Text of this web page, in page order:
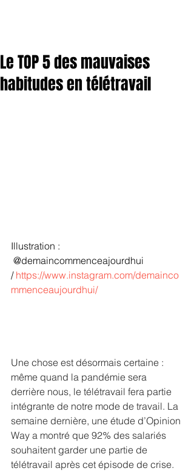
Le TOP 5 des mauvaises
habitudes en télétravail
Illustration :
@demaincommenceajourdhui
/ https://www.instagram.com/demainco
mmenceaujourdhui/
Une chose est désormais certaine :
même quand la pandémie sera
derrière nous, le télétravail fera partie
intégrante de notre mode de travail. La
semaine dernière, une étude d’Opinion
Way a montré que 92% des salariés
souhaitent garder une partie de
télétravail après cet épisode de crise.